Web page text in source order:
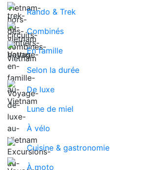
Rando & Trek
Combinés
En famille
Selon la durée
De luxe
Lune de miel
À vélo
Cuisine & gastronomie
À moto